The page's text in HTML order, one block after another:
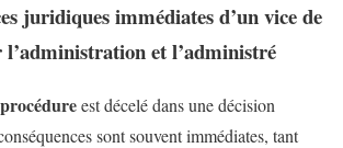
juridiques immédiates d’un vice de
et l’administré
est décelé dans une décision
sont souvent immédiates, tant